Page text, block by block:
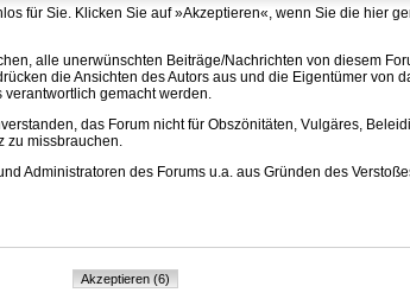
für Sie. Klicken Sie auf »Akzeptieren«, wenn Sie die hier
alle unerwünschten Beiträge/Nachrichten von diesem
die Ansichten des Autors aus und die Eigentümer von
gemacht werden.
das Forum nicht für Obszönitäten, Vulgäres,
zu missbrauchen.
Administratoren des Forums u.a. aus Gründen des